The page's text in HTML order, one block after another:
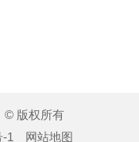
© 版权所有
1
网站地图